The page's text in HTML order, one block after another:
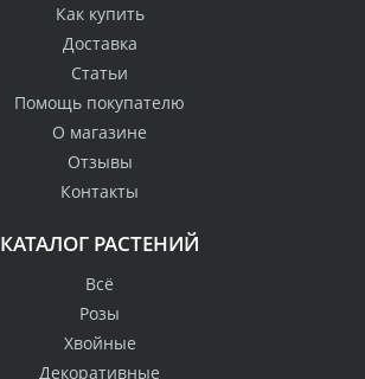
Как купить
Доставка
Статьи
Помощь покупателю
О магазине
Отзывы
Контакты
КАТАЛОГ РАСТЕНИЙ
Всё
Розы
Хвойные
Декоративные